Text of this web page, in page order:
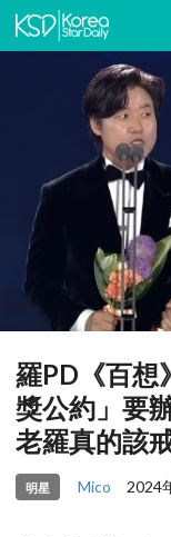
羅PD《百想
獎公約」要
老羅真的該
明星 Mico 2024